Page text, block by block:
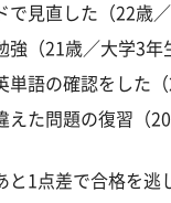
で見直した（22歳
強（21歳／大学3年
単語の確認をした
えた問題の復習（
と1点差で合格を